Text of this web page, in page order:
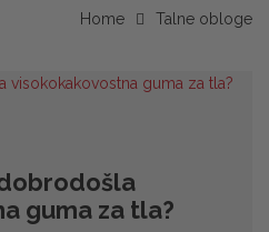
Home Talne obloge
guma za tla?